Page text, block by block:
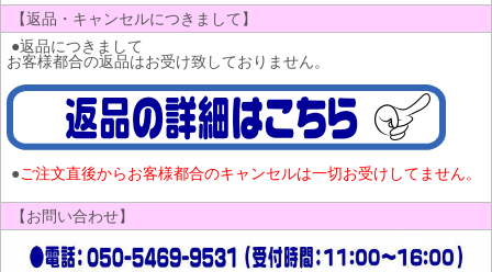
【返品・キャンセルにつきまして】
●返品につきまして
お客様都合の返品はお受け致しておりません。
●ご注文直後からお客様都合のキャンセルは一切お受けしてません。
【お問い合わせ】